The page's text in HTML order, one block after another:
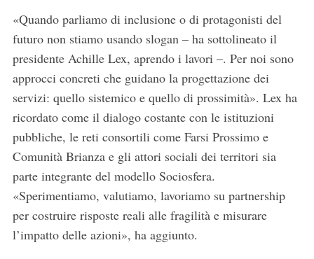
«Quando parliamo di inclusione o di protagonisti del
futuro non stiamo usando slogan – ha sottolineato il
presidente Achille Lex, aprendo i lavori –. Per noi sono
approcci concreti che guidano la progettazione dei
servizi: quello sistemico e quello di prossimità». Lex ha
ricordato come il dialogo costante con le istituzioni
pubbliche, le reti consortili come Farsi Prossimo e
Comunità Brianza e gli attori sociali dei territori sia
parte integrante del modello Sociosfera.
«Sperimentiamo, valutiamo, lavoriamo su partnership
per costruire risposte reali alle fragilità e misurare
l’impatto delle azioni», ha aggiunto.